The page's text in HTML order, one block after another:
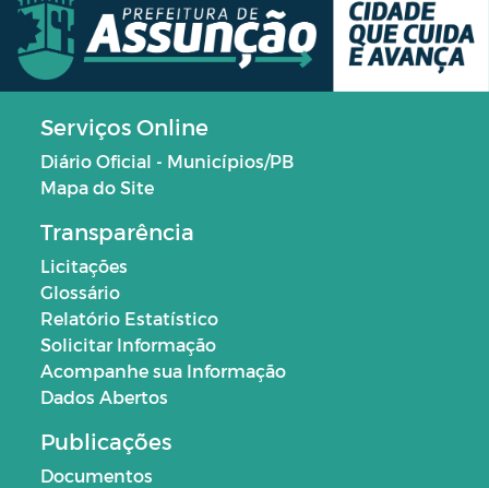
Serviços Online
Diário Oficial - Municípios/PB
Mapa do Site
Transparência
Licitações
Glossário
Relatório Estatístico
Solicitar Informação
Acompanhe sua Informação
Dados Abertos
Publicações
Documentos